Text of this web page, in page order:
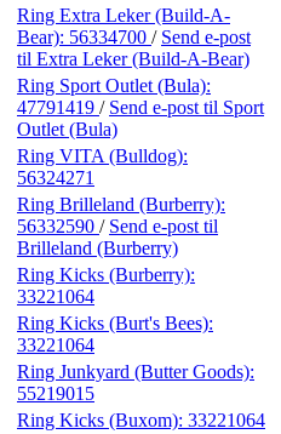
Ring Extra Leker (Build-A-
Bear): 56334700 / Send e-post
til Extra Leker (Build-A-Bear)
Ring Sport Outlet (Bula):
47791419 / Send e-post til Sport
Outlet (Bula)
Ring VITA (Bulldog):
56324271
Ring Brilleland (Burberry):
56332590 / Send e-post til
Brilleland (Burberry)
Ring Kicks (Burberry):
33221064
Ring Kicks (Burt's Bees):
33221064
Ring Junkyard (Butter Goods):
55219015
Ring Kicks (Buxom): 33221064